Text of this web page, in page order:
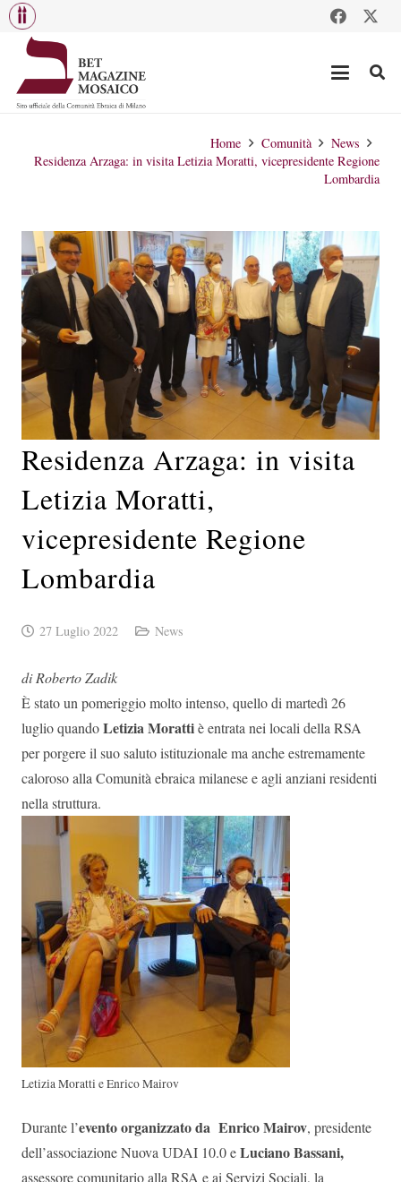
Home Comunità
News
Residenza Arzaga: in visita Letizia Moratti, vicepresidente Regione
Lombardia
Residenza Arzaga: in visita
Letizia Moratti,
vicepresidente Regione
Lombardia
27 Luglio 2022 News
di Roberto Zadik
È stato un pomeriggio molto intenso, quello di martedì 26
luglio quandoLetizia Morattiè entrata nei locali della RSA
per porgere il suo saluto istituzionale ma anche estremamente
caloroso alla Comunità ebraica milanese e agli anziani residenti
nella struttura.
Letizia Moratti e Enrico Mairov
Durante l’evento organizzato da Enrico Mairov, presidente
dell’associazione Nuova UDAI 10.0 eLuciano Bassani,
assessore comunitario alla RSA e ai Servizi Sociali, la